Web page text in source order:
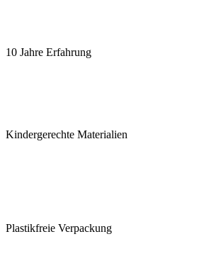
10 Jahre Erfahrung
Kindergerechte Materialien
Plastikfreie Verpackung